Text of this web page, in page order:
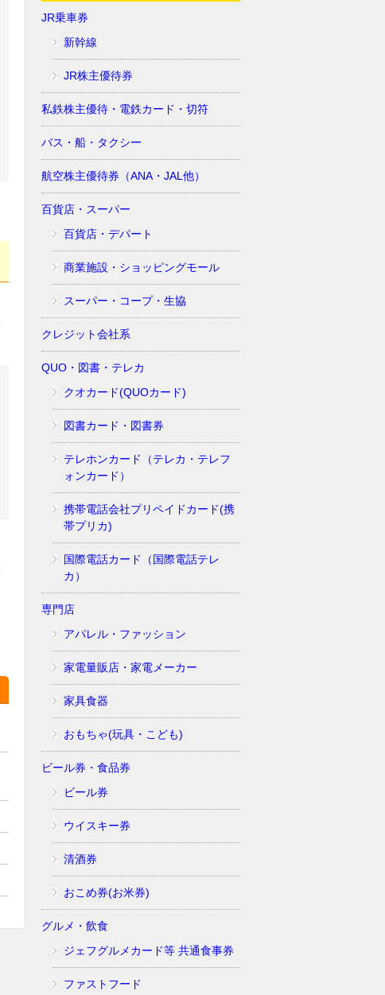
JR乗車券
新幹線
JR株主優待券
私鉄株主優待・電鉄カード・切符
バス・船・タクシー
航空株主優待券（ANA・JAL他）
百貨店・スーパー
百貨店・デパート
商業施設・ショッピングモール
スーパー・コープ・生協
クレジット会社系
QUO・図書・テレカ
クオカード(QUOカード)
図書カード・図書券
テレホンカード（テレカ・テレフ
ォンカード）
携帯電話会社プリペイドカード(携
帯プリカ)
国際電話カード（国際電話テレ
カ）
専門店
アパレル・ファッション
家電量販店・家電メーカー
家具食器
おもちゃ(玩具・こども)
ビール券・食品券
ビール券
ウイスキー券
清酒券
おこめ券(お米券)
グルメ・飲食
ジェフグルメカード等 共通食事券
ファストフード